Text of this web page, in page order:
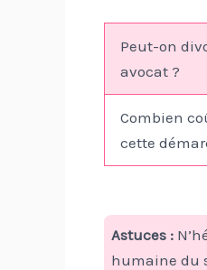
Peut-on
avocat ?
Combien
cette
Astuces :
humaine du